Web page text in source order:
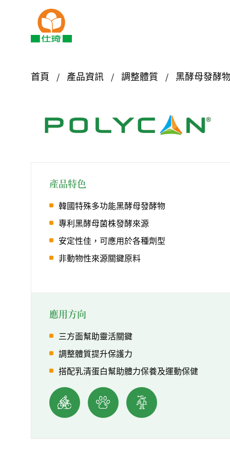
首頁 產品資訊 調整體質 黑酵母發酵
產品特色
韓國特殊多功能黑酵母發酵物
專利黑酵母菌株發酵來源
安定性佳，可應用於各種劑型
非動物性來源關鍵原料
應用方向
三方面幫助靈活關鍵
調整體質提升保護力
搭配乳清蛋白幫助體力保養及運動保健